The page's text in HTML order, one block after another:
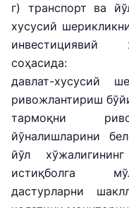
"Uzbekistan
Airways" АЖ
Ишонч
телефон
рақами
г) транспорт ва
хусусий
инвестициявий
соҳасида:
давлат-хусусий
ривожлантириш
тармоқни
йўналишларини
йўл
истиқболга
дастурларни